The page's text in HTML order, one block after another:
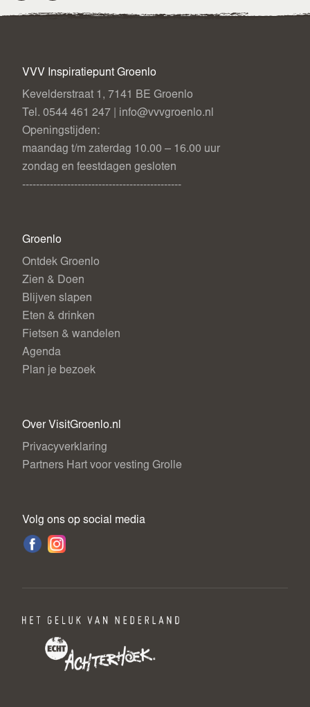
geschiedenis van de regio.
VVV Inspiratiepunt Groenlo
Kevelderstraat 1, 7141 BE Groenlo
Tel. 0544 461 247 | info@vvvgroenlo.nl
Openingstijden:
maandag t/m zaterdag 10.00 – 16.00 uur
zondag en feestdagen gesloten
----------------------------------------------
Groenlo
Ontdek Groenlo
Zien & Doen
Blijven slapen
Eten & drinken
Fietsen & wandelen
Agenda
Plan je bezoek
Over VisitGroenlo.nl
Privacyverklaring
Partners Hart voor vesting Grolle
Volg ons op social media